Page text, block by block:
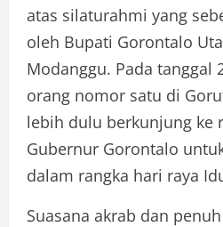
atas silaturahmi yang
oleh Bupati Gorontalo
Modanggu. Pada tanggal
orang nomor satu di
lebih dulu berkunjung ke
Gubernur Gorontalo
dalam rangka hari raya
Suasana akrab dan